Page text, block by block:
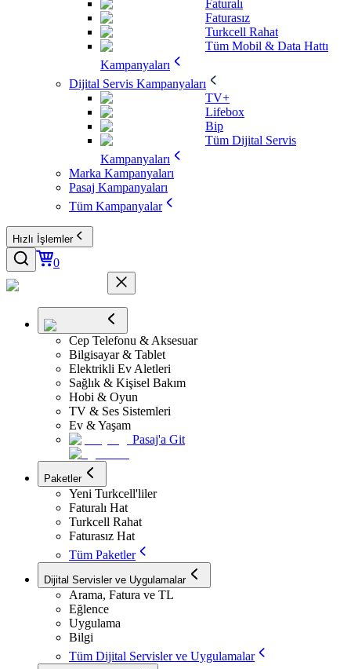
Faturalı
Faturasız
Turkcell Rahat
Tüm Mobil & Data Hattı
Kampanyaları
Dijital Servis Kampanyaları
TV+
Lifebox
Bip
Tüm Dijital Servis
Kampanyaları
Marka Kampanyaları
Pasaj Kampanyaları
Tüm Kampanyalar
Hızlı İşlemler
0
Cep Telefonu & Aksesuar
Bilgisayar & Tablet
Elektrikli Ev Aletleri
Sağlık & Kişisel Bakım
Hobi & Oyun
TV & Ses Sistemleri
Ev & Yaşam
Pasaj'a Git
Paketler
Yeni Turkcell'liler
Faturalı Hat
Turkcell Rahat
Faturasız Hat
Tüm Paketler
Dijital Servisler ve Uygulamalar
Arama, Fatura ve TL
Eğlence
Uygulama
Bilgi
Tüm Dijital Servisler ve Uygulamalar